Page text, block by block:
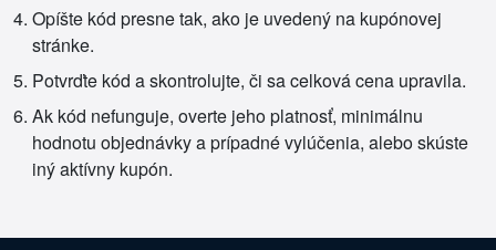
Opíšte kód presne tak, ako je uvedený na kupónovej
stránke.
Potvrďte kód a skontrolujte, či sa celková cena upravila.
Ak kód nefunguje, overte jeho platnosť, minimálnu
hodnotu objednávky a prípadné vylúčenia, alebo skúste
iný aktívny kupón.